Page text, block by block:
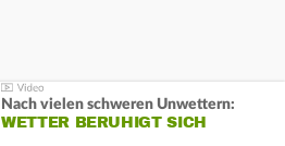
Nach vielen schweren Unwettern:
WETTER BERUHIGT SICH